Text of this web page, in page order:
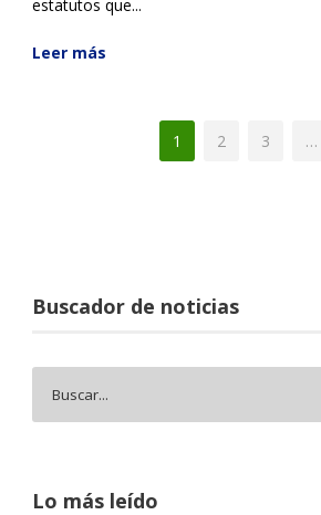
estatutos que...
Leer más
1 2 3 …
Buscador de noticias
Lo más leído